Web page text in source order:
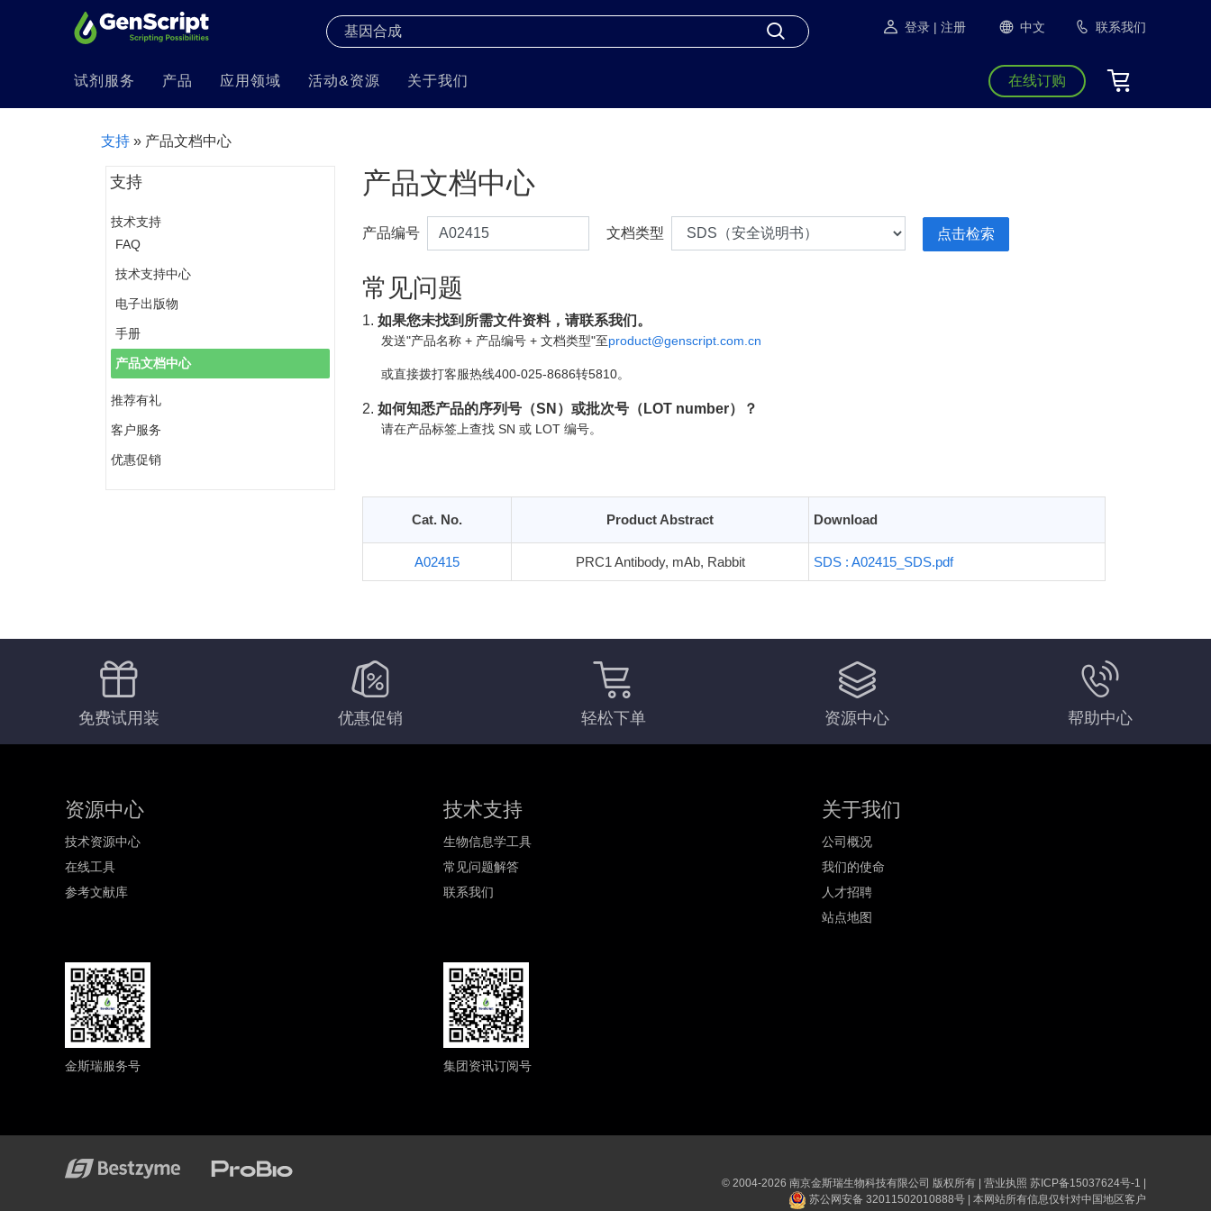
登录 | 注册 中文 联系我们
试剂服务 产品 应用领域 活动&资源 关于我们 在线订购
支持 » 产品文档中心
支持
技术支持
FAQ
技术支持中心
电子出版物
手册
产品文档中心
推荐有礼
客户服务
优惠促销
产品文档中心
产品编号 文档类型
常见问题
1. 如果您未找到所需文件资料，请联系我们。
发送"产品名称 + 产品编号 + 文档类型"至product@genscript.com.cn
或直接拨打客服热线400-025-8686转5810。
2. 如何知悉产品的序列号（SN）或批次号（LOT number）？
请在产品标签上查找 SN 或 LOT 编号。
Cat. No. Product Abstract Download
A02415 PRC1 Antibody, mAb, Rabbit SDS : A02415_SDS.pdf
免费试用装 优惠促销 轻松下单 资源中心 帮助中心
资源中心
技术资源中心
在线工具
参考文献库
技术支持
生物信息学工具
常见问题解答
联系我们
关于我们
公司概况
我们的使命
人才招聘
站点地图
金斯瑞服务号 集团资讯订阅号
© 2004-2026 南京金斯瑞生物科技有限公司 版权所有 | 营业执照 苏ICP备15037624号-1 |
苏公网安备 32011502010888号
本网站所有信息仅针对中国地区客户